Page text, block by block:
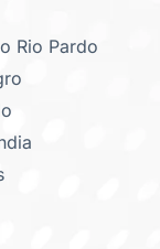
Rio Pardo